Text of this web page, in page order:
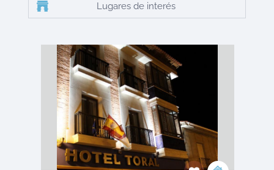
Lugares de interés